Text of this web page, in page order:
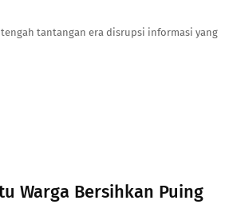
tantangan era disrupsi informasi yang
Warga Bersihkan Puing